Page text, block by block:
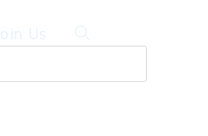
Join Us